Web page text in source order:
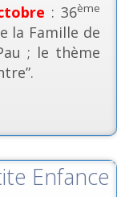
: 36ème
la Famille de
; le thème
Enfance